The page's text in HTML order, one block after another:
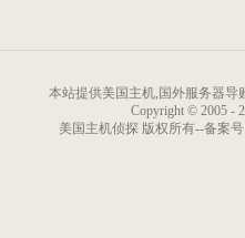
本站提供美国主机,国外服务器导
Copyright © 2005 -
美国主机侦探 版权所有--备案